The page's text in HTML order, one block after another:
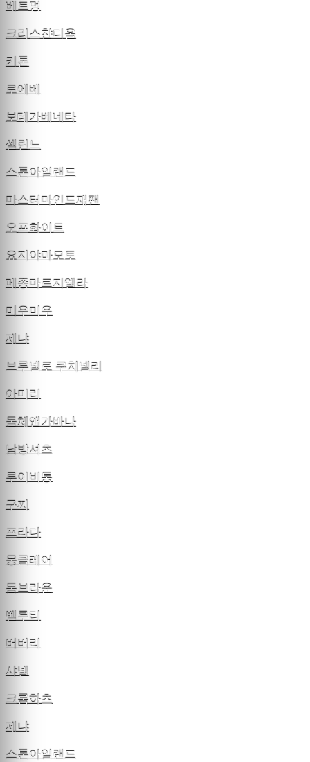
베트멍
크리스챤디올
키톤
로에베
보테가베네타
셀린느
스톤아일랜드
마스터마인드재팬
오프화이트
요지야마모토
메종마르지엘라
미우미우
제냐
브루넬로 쿠치넬리
아미리
돌체앤가바나
남방셔츠
루이비통
구찌
프라다
몽클레어
톰브라운
벨루티
버버리
샤넬
크롬하츠
제냐
스톤아일랜드